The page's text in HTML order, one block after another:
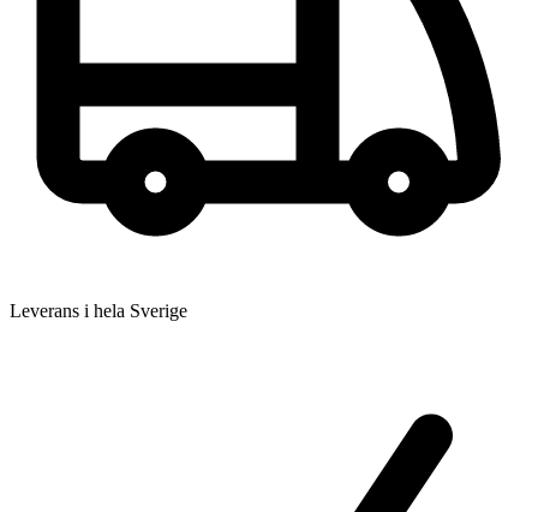
Leverans i hela Sverige